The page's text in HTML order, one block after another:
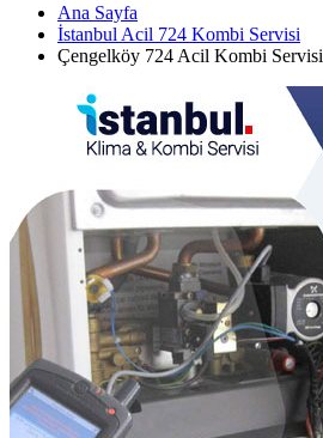
Ana Sayfa
İstanbul Acil 724 Kombi Servisi
Çengelköy 724 Acil Kombi Servisi